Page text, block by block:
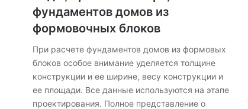
фундаментов домов из
формовочных блоков
При расчете фундаментов домов из формовых
блоков особое внимание уделяется толщине
конструкции и ее ширине, весу конструкции и
ее площади. Все данные используются на этапе
проектирования. Полное представление о